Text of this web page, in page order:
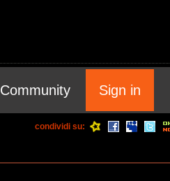
Community Sign in
condividi su: